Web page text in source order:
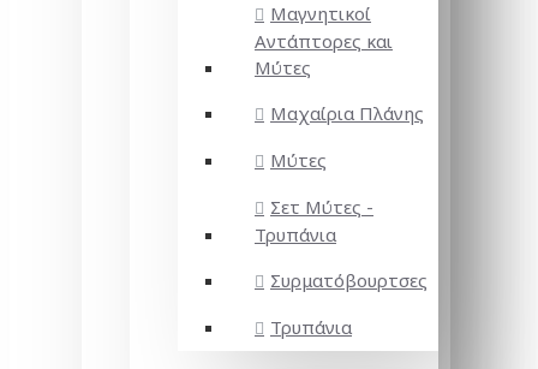
Μαγνητικοί
Αντάπτορες και
Μύτες
Μαχαίρια Πλάνης
Μύτες
Σετ Μύτες -
Τρυπάνια
Συρματόβουρτσες
Τρυπάνια